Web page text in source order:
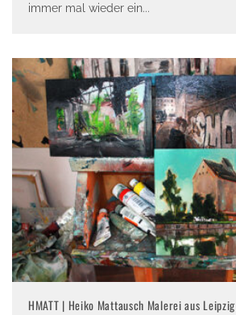
immer mal wieder ein...
HMATT | Heiko Mattausch Malerei aus Leipzig